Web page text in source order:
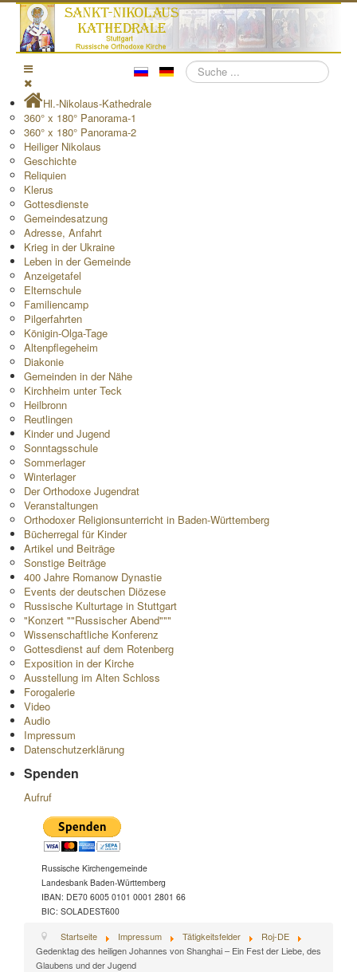
Suchen
Hl.-Nikolaus-Kathedrale
360° x 180° Panorama-1
360° x 180° Panorama-2
Heiliger Nikolaus
Geschichte
Reliquien
Klerus
Gottesdienste
Gemeindesatzung
Adresse, Anfahrt
Krieg in der Ukraine
Leben in der Gemeinde
Anzeigetafel
Elternschule
Familiencamp
Pilgerfahrten
Königin-Olga-Tage
Altenpflegeheim
Diakonie
Gemeinden in der Nähe
Kirchheim unter Teck
Heilbronn
Reutlingen
Kinder und Jugend
Sonntagsschule
Sommerlager
Winterlager
Der Orthodoxe Jugendrat
Veranstaltungen
Orthodoxer Religionsunterricht in Baden-Württemberg
Bücherregal für Kinder
Artikel und Beiträge
Sonstige Beiträge
400 Jahre Romanow Dynastie
Events der deutschen Diözese
Russische Kulturtage in Stuttgart
"Konzert ""Russischer Abend"""
Wissenschaftliche Konferenz
Gottesdienst auf dem Rotenberg
Exposition in der Kirche
Ausstellung im Alten Schloss
Forogalerie
Video
Audio
Impressum
Datenschutzerklärung
Spenden
Aufruf
Russische Kirchengemeinde
Landesbank Baden-Württemberg
IBAN: DE70 6005 0101 0001 2801 66
BIC: SOLADEST600
Startseite Impressum Tätigkeitsfelder
Roj-DE
Gedenktag des heiligen Johannes von Shanghai – Ein Fest der Liebe, des
Glaubens und der Jugend